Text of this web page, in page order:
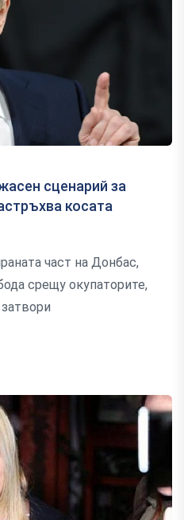
сценарий за
косата
част на Донбас,
срещу окупаторите,